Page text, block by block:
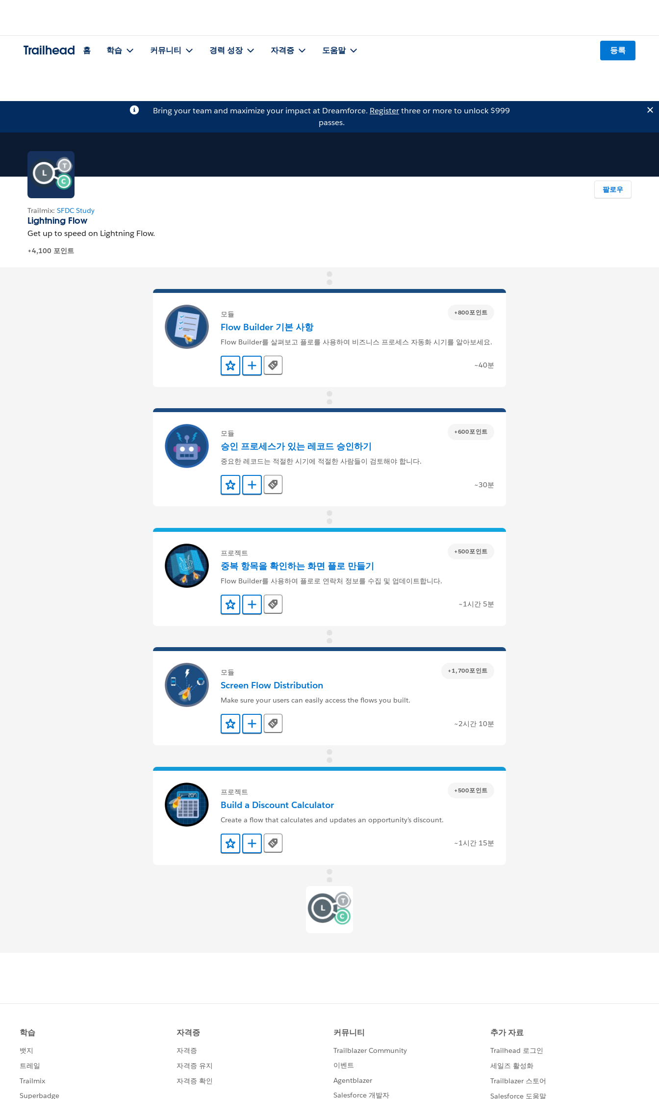
Trailhead 홈 학습 커뮤니티 경력 성장 자격증 도움말 등록
Bring your team and maximize your impact at Dreamforce. Registerthree or more to unlock $999
passes.
팔로우
+800포인트
모듈
Flow Builder 기본 사항
Flow Builder를 살펴보고 플로를 사용하여 비즈니스 프로세스 자동화 시기를 알아보세요.
즐겨찾기에 추가
Trailmix에 추가
Tags ~40분
+600포인트
모듈
승인 프로세스가 있는 레코드 승인하기
중요한 레코드는 적절한 시기에 적절한 사람들이 검토해야 합니다.
즐겨찾기에 추가
Trailmix에 추가
Tags ~30분
+500포인트
프로젝트
중복 항목을 확인하는 화면 플로 만들기
Flow Builder를 사용하여 플로로 연락처 정보를 수집 및 업데이트합니다.
즐겨찾기에 추가
Trailmix에 추가
Tags ~1시간 5분
+1,700포인트
모듈
Screen Flow Distribution
Make sure your users can easily access the flows you built.
즐겨찾기에 추가
Trailmix에 추가
Tags ~2시간 10분
+500포인트
프로젝트
Build a Discount Calculator
Create a flow that calculates and updates an opportunity’s discount.
즐겨찾기에 추가
Trailmix에 추가
Tags ~1시간 15분